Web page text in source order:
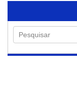
Pesquisar